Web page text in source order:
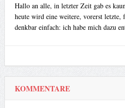
Hallo an alle, in letzter Zeit gab es
heute wird eine weitere, vorerst
denkbar einfach: ich habe mich dazu
KOMMENTARE